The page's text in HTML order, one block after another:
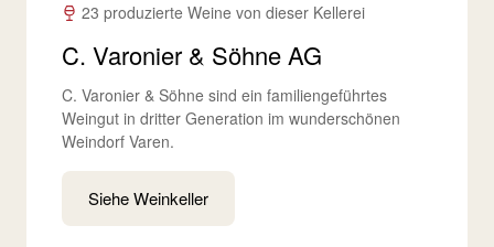
23 produzierte Weine von dieser Kellerei
C. Varonier & Söhne AG
C. Varonier & Söhne sind ein familiengeführtes
Weingut in dritter Generation im wunderschönen
Weindorf Varen.
Siehe Weinkeller